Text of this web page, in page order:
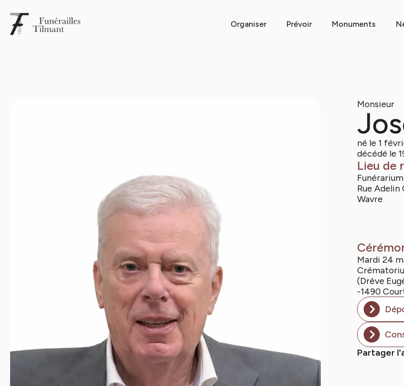
Organiser Prévoir Monuments
Monsieur
né le 1
décédé le
Lieu de
Rue Adelin
Wavre
Mardi 24
(Drève
-1490
Partager